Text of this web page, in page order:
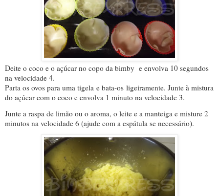
Deite o coco e o açúcar no copo da bimby e envolva 10 segundos
na velocidade 4.
Parta os ovos para uma tigela e bata-os ligeiramente. Junte à mistura
do açúcar com o coco e envolva 1 minuto na velocidade 3.
Junte a raspa de limão ou o aroma, o leite e a manteiga e misture 2
minutos na velocidade 6 (ajude com a espátula se necessário).